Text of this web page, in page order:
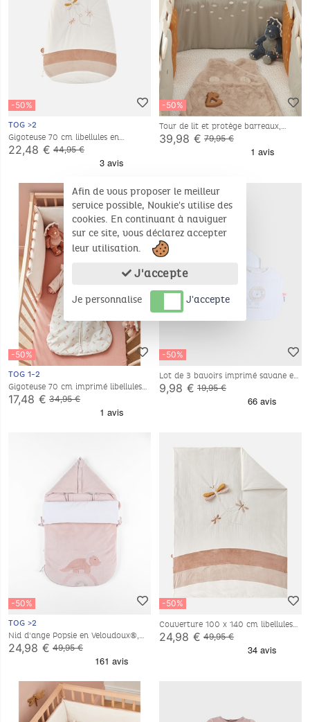
-50%
TOG >2
Gigoteuse 70 cm libellules en
Veloudoux®, écru
22,48 € 44,95 €
-50%
Tour de lit et protège barreaux,
Stegi
39,98 € 79,95 €
-50%
TOG 1-2
Gigoteuse 70 cm imprimé libellules
en jersey, écru
17,48 € 34,95 €
-50%
Lot de 3 bavoirs imprimé savane en
jersey gaufré, écru
9,98 € 19,95 €
-50%
TOG >2
Nid d'ange Popsie en Veloudoux®,
rose poudré
24,98 € 49,95 €
-50%
Couverture 100 x 140 cm libellules
en Veloudoux®, écru
24,98 € 49,95 €
Afin de vous proposer le meilleur
service possible, Noukie's utilise des
cookies. En continuant à naviguer
sur ce site, vous déclarez accepter
leur utilisation.
J'accepte
Je personnalise J'accepte